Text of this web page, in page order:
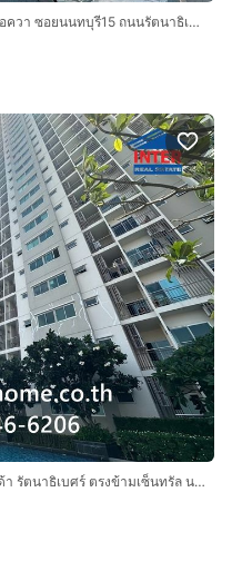
คอนโดมิเนียม 29.84 ตร.ม. เดอะโพลิแทน อควา ซอยนนทบุรี15 ถนนรัตนาธิเบศร์ ถนนนนทบุรี เมืองนนทบุรี นนทบุรี
คอนโดมิเนียม 46.19 ตร.ม. ศุภาลัยเวอเรนด้า รัตนาธิเบศร์ ตรงข้ามเซ็นทรัล นอร์ทวิลล์ ซอยรัชนาธิเบศร์17 ถนนรัตนาธิเบศร์ เมืองนนทบุรี นนทบุรี